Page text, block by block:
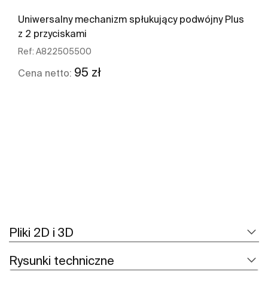
Uniwersalny mechanizm spłukujący podwójny Plus
z 2 przyciskami
Ref: A822505500
Cena netto: 95 zł
Pliki 2D i 3D
Rysunki techniczne